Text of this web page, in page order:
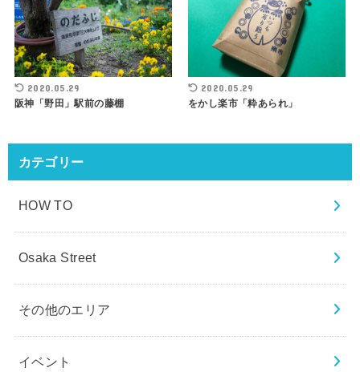
2020.05.29
阪神「野田」駅前の藤棚
2020.05.29
をかし楽市「粋あられ」
カテゴリー
HOW TO
Osaka Street
その他のエリア
イベント